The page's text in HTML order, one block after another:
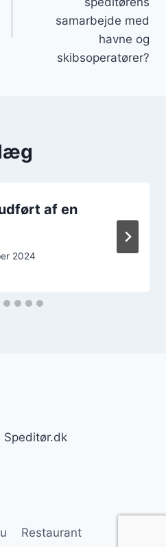
samarbejde med
havne og
skibsoperatører?
af en
2024
Restaurant